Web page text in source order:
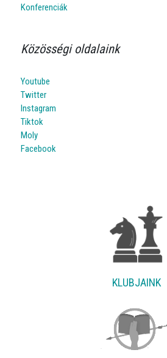
Konferenciák
Közösségi oldalaink
Youtube
Twitter
Instagram
Tiktok
Moly
Facebook
KLUBJAINK